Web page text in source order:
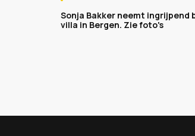
Sonja Bakker neemt ingrijpend
villa in Bergen. Zie foto's